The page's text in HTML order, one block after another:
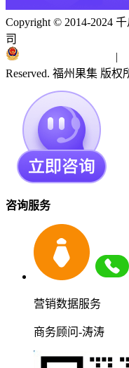
Copyright © 2014-2024
司
|
Reserved. 福州果集 版权
咨询服务
营销数据服务
商务顾问-涛涛